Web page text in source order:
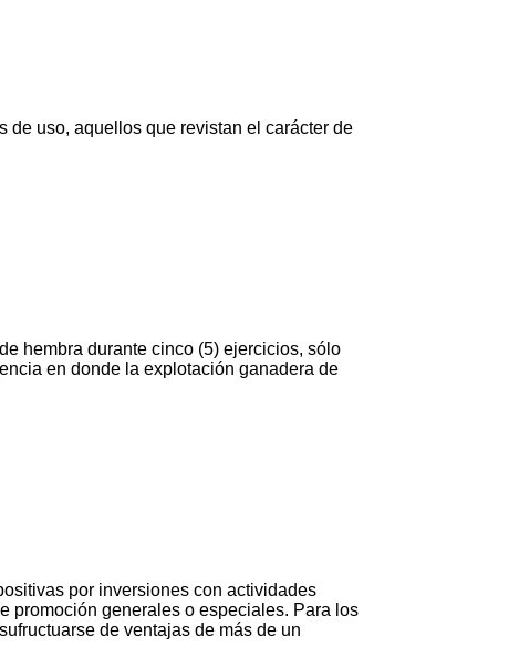
de uso, aquellos que revistan el carácter de
hembra durante cinco (5) ejercicios, sólo
en donde la explotación ganadera de
por inversiones con actividades
promoción generales o especiales. Para los
de ventajas de más de un